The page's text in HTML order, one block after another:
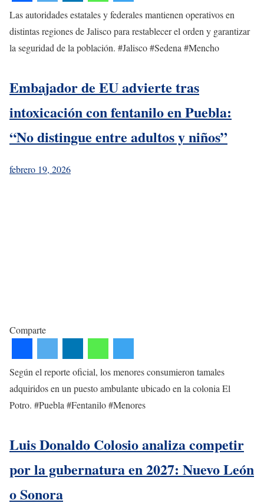
Las autoridades estatales y federales mantienen operativos en
distintas regiones de Jalisco para restablecer el orden y garantizar
la seguridad de la población. #Jalisco #Sedena #Mencho
Embajador de EU advierte tras
intoxicación con fentanilo en Puebla:
“No distingue entre adultos y niños”
febrero 19, 2026
Comparte
Según el reporte oficial, los menores consumieron tamales
adquiridos en un puesto ambulante ubicado en la colonia El
Potro. #Puebla #Fentanilo #Menores
Luis Donaldo Colosio analiza competir
por la gubernatura en 2027: Nuevo León
o Sonora